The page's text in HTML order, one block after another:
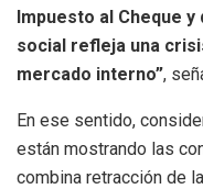
Impuesto al Cheque
social refleja una
mercado interno”,
En ese sentido,
están mostrando las
combina retracción de